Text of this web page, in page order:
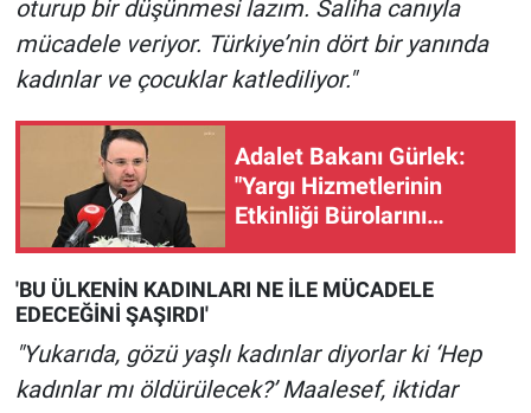
oturup bir düşünmesi lazım. Saliha canıyla
mücadele veriyor. Türkiye’nin dört bir yanında
kadınlar ve çocuklar katlediliyor."
Adalet Bakanı Gürlek:
"Yargı Hizmetlerinin
Etkinliği Bürolarını
'BU ÜLKENİN KADINLARI NE İLE MÜCADELE
EDECEĞİNİ ŞAŞIRDI'
"Yukarıda, gözü yaşlı kadınlar diyorlar ki ‘Hep
kadınlar mı öldürülecek?’ Maalesef, iktidar